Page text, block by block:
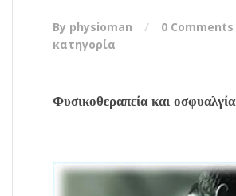
By physioman 0 Comments
κατηγορία
Φυσικοθεραπεία και οσφυαλγία